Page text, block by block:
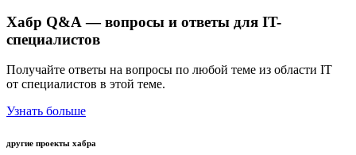
Хабр Q&A — вопросы и ответы для IT-
специалистов
Получайте ответы на вопросы по любой теме из области IT
от специалистов в этой теме.
Узнать больше
другие проекты хабра